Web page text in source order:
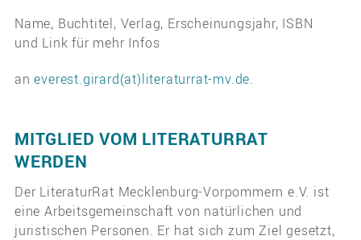
Name, Buchtitel, Verlag, Erscheinungsjahr, ISBN
und Link für mehr Infos
aneverest.girard(at)literaturrat-mv.de.
MITGLIED VOM LITERATURRAT
WERDEN
Der LiteraturRat Mecklenburg-Vorpommern e.V. ist
eine Arbeitsgemeinschaft von natürlichen und
juristischen Personen. Er hat sich zum Ziel gesetzt,